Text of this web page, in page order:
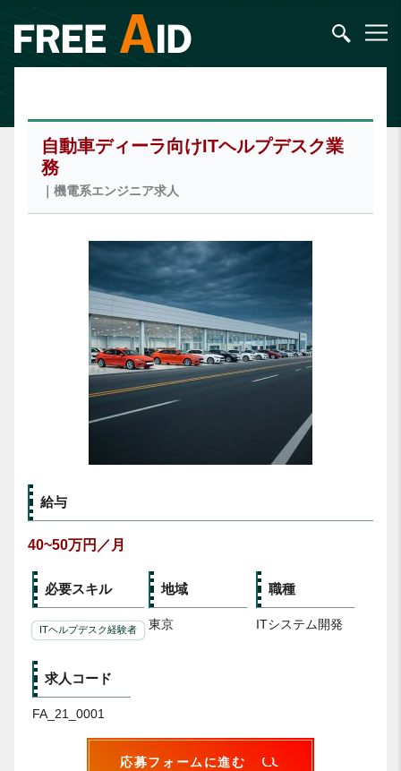
自動車ディーラ向けITヘルプデスク業
務
｜機電系エンジニア求人
給与
40~50万円／月
必要スキル
ITヘルプデスク経験者
地域
東京
職種
ITシステム開発
求人コード
FA_21_0001
応募フォームに進む